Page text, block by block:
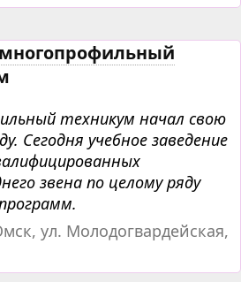
техникум начал свою
Сегодня учебное заведение
звена по целому ряду
ул. Молодогвардейская,